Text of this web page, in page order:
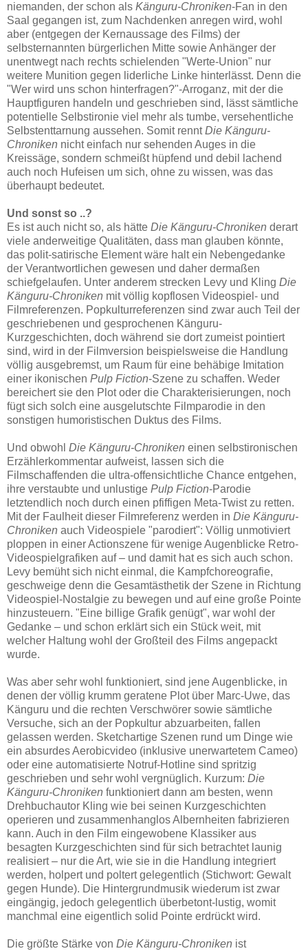
niemanden, der schon als Känguru-Chroniken-Fan in den
Saal gegangen ist, zum Nachdenken anregen wird, wohl
aber (entgegen der Kernaussage des Films) der
selbsternannten bürgerlichen Mitte sowie Anhänger der
unentwegt nach rechts schielenden "Werte-Union" nur
weitere Munition gegen liderliche Linke hinterlässt. Denn die
"Wer wird uns schon hinterfragen?"-Arroganz, mit der die
Hauptfiguren handeln und geschrieben sind, lässt sämtliche
potentielle Selbstironie viel mehr als tumbe, versehentliche
Selbstenttarnung aussehen. Somit renntDie Känguru-
Chroniken nicht einfach nur sehenden Auges in die
Kreissäge, sondern schmeißt hüpfend und debil lachend
auch noch Hufeisen um sich, ohne zu wissen, was das
überhaupt bedeutet.
Und sonst so ..?
Es ist auch nicht so, als hätte Die Känguru-Chroniken derart
viele anderweitige Qualitäten, dass man glauben könnte,
das polit-satirische Element wäre halt ein Nebengedanke
der Verantwortlichen gewesen und daher dermaßen
schiefgelaufen. Unter anderem strecken Levy und Kling Die
Känguru-Chroniken mit völlig kopflosen Videospiel- und
Filmreferenzen. Popkulturreferenzen sind zwar auch Teil der
geschriebenen und gesprochenen Känguru-
Kurzgeschichten, doch während sie dort zumeist pointiert
sind, wird in der Filmversion beispielsweise die Handlung
völlig ausgebremst, um Raum für eine behäbige Imitation
einer ikonischen Pulp Fiction-Szene zu schaffen. Weder
bereichert sie den Plot oder die Charakterisierungen, noch
fügt sich solch eine ausgelutschte Filmparodie in den
sonstigen humoristischen Duktus des Films.
Und obwohl Die Känguru-Chroniken einen selbstironischen
Erzählerkommentar aufweist, lassen sich die
Filmschaffenden die ultra-offensichtliche Chance entgehen,
ihre verstaubte und unlustige Pulp Fiction-Parodie
letztendlich noch durch einen pfiffigen Meta-Twist zu retten.
Mit der Faulheit dieser Filmreferenz werden in Die Känguru-
Chroniken auch Videospiele "parodiert": Völlig unmotiviert
ploppen in einer Actionszene für wenige Augenblicke Retro-
Videospielgrafiken auf – und damit hat es sich auch schon.
Levy bemüht sich nicht einmal, die Kampfchoreografie,
geschweige denn die Gesamtästhetik der Szene in Richtung
Videospiel-Nostalgie zu bewegen und auf eine große Pointe
hinzusteuern. "Eine billige Grafik genügt", war wohl der
Gedanke – und schon erklärt sich ein Stück weit, mit
welcher Haltung wohl der Großteil des Films angepackt
wurde.
Was aber sehr wohl funktioniert, sind jene Augenblicke, in
denen der völlig krumm geratene Plot über Marc-Uwe, das
Känguru und die rechten Verschwörer sowie sämtliche
Versuche, sich an der Popkultur abzuarbeiten, fallen
gelassen werden. Sketchartige Szenen rund um Dinge wie
ein absurdes Aerobicvideo (inklusive unerwartetem Cameo)
oder eine automatisierte Notruf-Hotline sind spritzig
geschrieben und sehr wohl vergnüglich. Kurzum: Die
Känguru-Chroniken funktioniert dann am besten, wenn
Drehbuchautor Kling wie bei seinen Kurzgeschichten
operieren und zusammenhanglos Albernheiten fabrizieren
kann. Auch in den Film eingewobene Klassiker aus
besagten Kurzgeschichten sind für sich betrachtet launig
realisiert – nur die Art, wie sie in die Handlung integriert
werden, holpert und poltert gelegentlich (Stichwort: Gewalt
gegen Hunde). Die Hintergrundmusik wiederum ist zwar
eingängig, jedoch gelegentlich überbetont-lustig, womit
manchmal eine eigentlich solid Pointe erdrückt wird.
Die größte Stärke von Die Känguru-Chroniken ist